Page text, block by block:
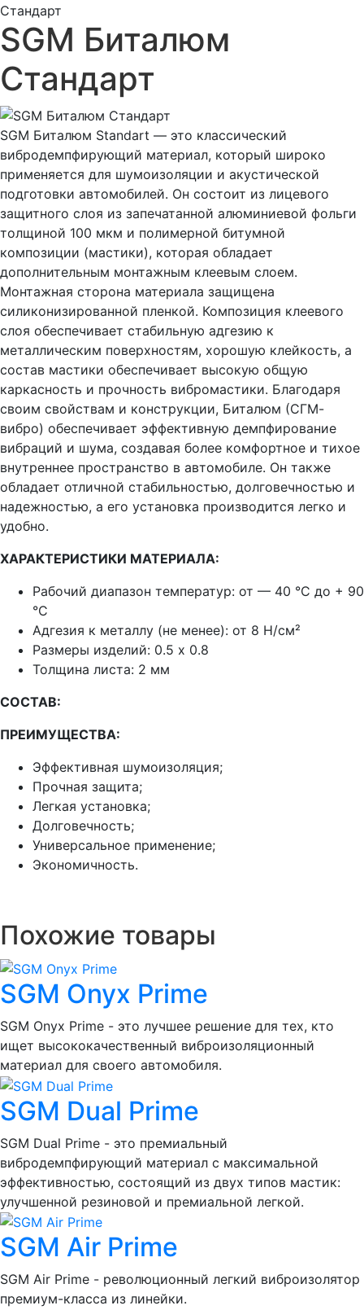
Стандарт
SGM Биталюм
Стандарт
SGM Биталюм Standart — это классический
вибродемпфирующий материал, который широко
применяется для шумоизоляции и акустической
подготовки автомобилей. Он состоит из лицевого
защитного слоя из запечатанной алюминиевой фольги
толщиной 100 мкм и полимерной битумной
композиции (мастики), которая обладает
дополнительным монтажным клеевым слоем.
Монтажная сторона материала защищена
силиконизированной пленкой. Композиция клеевого
слоя обеспечивает стабильную адгезию к
металлическим поверхностям, хорошую клейкость, а
состав мастики обеспечивает высокую общую
каркасность и прочность вибромастики. Благодаря
своим свойствам и конструкции, Биталюм (СГМ-
вибро) обеспечивает эффективную демпфирование
вибраций и шума, создавая более комфортное и тихое
внутреннее пространство в автомобиле. Он также
обладает отличной стабильностью, долговечностью и
надежностью, а его установка производится легко и
удобно.
ХАРАКТЕРИСТИКИ МАТЕРИАЛА:
Рабочий диапазон температур: от — 40 °C до + 90
°C
Адгезия к металлу (не менее): от 8 Н/см²
Размеры изделий: 0.5 х 0.8
Толщина листа: 2 мм
СОСТАВ:
ПРЕИМУЩЕСТВА:
Эффективная шумоизоляция;
Прочная защита;
Легкая установка;
Долговечность;
Универсальное применение;
Экономичность.
Похожие товары
SGM Onyx Prime
SGM Onyx Prime - это лучшее решение для тех, кто
ищет высококачественный виброизоляционный
материал для своего автомобиля.
SGM Dual Prime
SGM Dual Prime - это премиальный
вибродемпфирующий материал с максимальной
эффективностью, состоящий из двух типов мастик:
улучшенной резиновой и премиальной легкой.
SGM Air Prime
SGM Air Prime - революционный легкий виброизолятор
премиум-класса из линейки.